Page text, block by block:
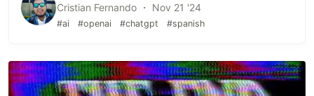
Cristian Fernando ・ Nov 21 '24
#ai #openai #chatgpt #spanish